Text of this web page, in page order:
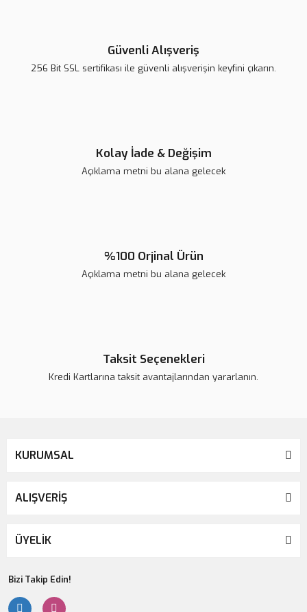
Güvenli Alışveriş
256 Bit SSL sertifikası ile güvenli alışverişin keyfini çıkarın.
Kolay İade & Değişim
Açıklama metni bu alana gelecek
%100 Orjinal Ürün
Açıklama metni bu alana gelecek
Taksit Seçenekleri
Kredi Kartlarına taksit avantajlarından yararlanın.
KURUMSAL
ALIŞVERİŞ
ÜYELİK
Bizi Takip Edin!